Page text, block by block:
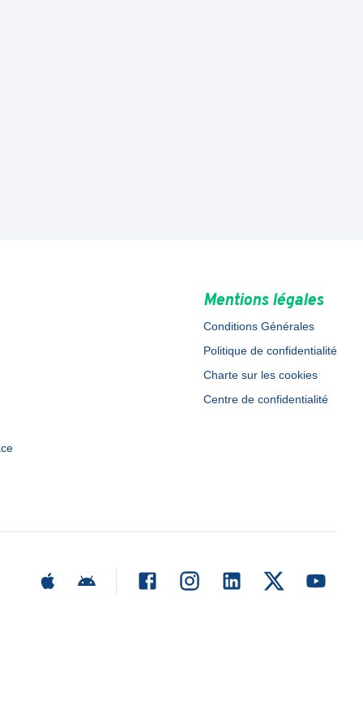
Mentions légales
Conditions Générales
Politique de confidentialité
Charte sur les cookies
Centre de confidentialité